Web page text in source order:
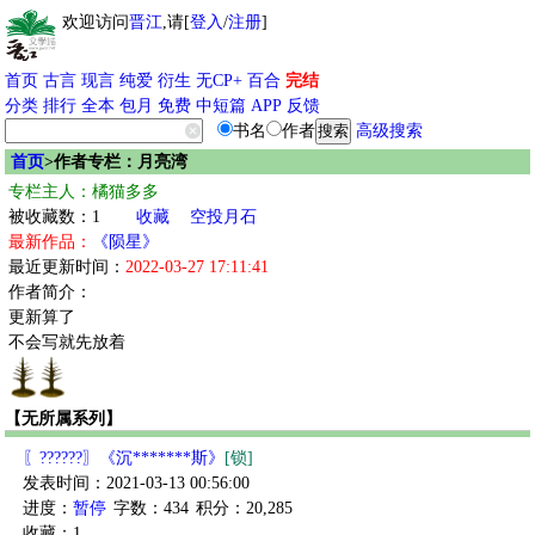
欢迎访问晋江,请[登入/注册]
首页 古言 现言 纯爱 衍生 无CP+ 百合 完结
分类 排行 全本 包月 免费 中短篇 APP 反馈
书名
作者
高级搜索
首页>作者专栏：月亮湾
专栏主人：橘猫多多
被收藏数：1
收藏
空投月石
最新作品：
《陨星》
最近更新时间： 2022-03-27 17:11:41
作者简介：
更新算了
不会写就先放着
【无所属系列】
〖??????〗《沉*******斯》
[锁]
发表时间：2021-03-13 00:56:00
进度： 暂停 字数：434 积分：20,285